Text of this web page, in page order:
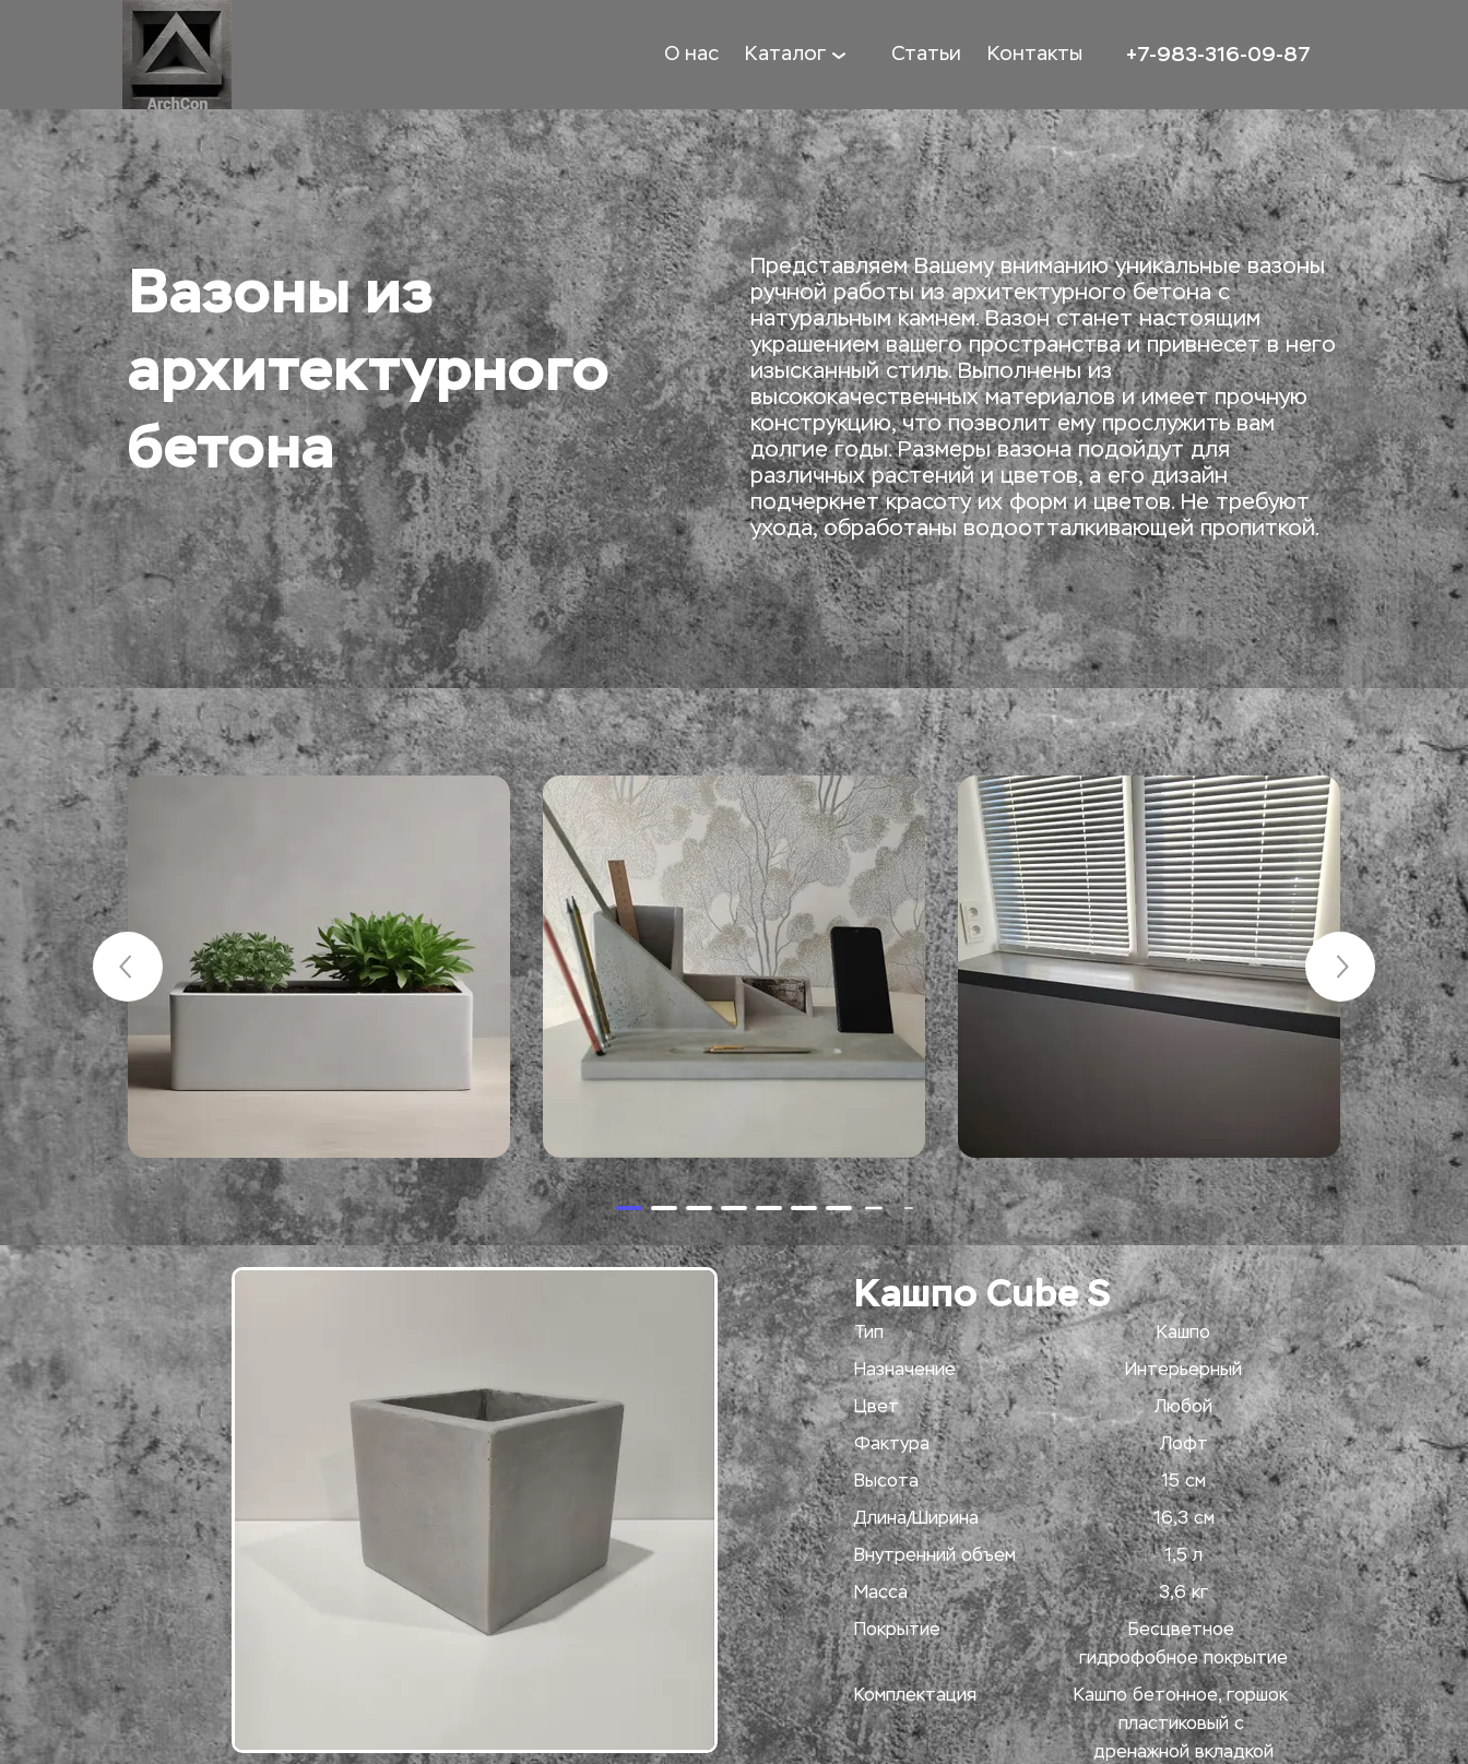
О нас Каталог Статьи Контакты +7-983-316-09-87
Вазоны из
архитектурного
бетона
Представляем Вашему вниманию уникальные вазоны
ручной работы из архитектурного бетона с
натуральным камнем. Вазон станет настоящим
украшением вашего пространства и привнесет в него
изысканный стиль. Выполнены из
высококачественных материалов и имеет прочную
конструкцию, что позволит ему прослужить вам
долгие годы. Размеры вазона подойдут для
различных растений и цветов, а его дизайн
подчеркнет красоту их форм и цветов. Не требуют
ухода, обработаны водоотталкивающей пропиткой.
Кашпо Cube S
Тип Кашпо
Назначение Интерьерный
Цвет Любой
Фактура Лофт
Высота 15 см
Длина/Ширина 16,3 см
Внутренний объем 1,5 л
Масса 3,6 кг
Покрытие
Бесцветное
гидрофобное покрытие
Комплектация
Кашпо бетонное, горшок
пластиковый с
дренажной вкладкой